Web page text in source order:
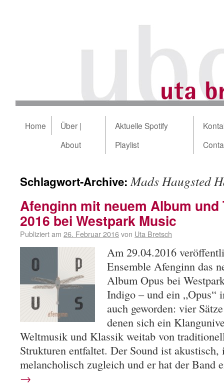
Home
Über |
About
Aktuelle Spotify
Playlist
Schlagwort-Archive:Mads Haugsted
Afenginn mit neuem Album und
2016 bei Westpark Music
Publiziert am 26. Februar 2016von Uta Bretsch
Am 29.04.2016
Ensemble Afenginn das
Album Opus bei
Indigo – und ein „Opus“
auch geworden: vier
denen sich ein
Weltmusik und Klassik weitab von
Strukturen entfaltet. Der Sound ist
melancholisch zugleich und er hat der
→